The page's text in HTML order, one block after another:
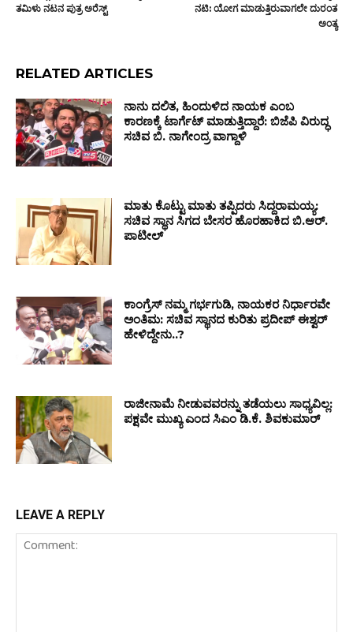
ತಮಿಳು ನಟನ ಪುತ್ರ ಅರೆಸ್ಟ್
ನಟಿ: ಯೋಗ ಮಾಡುತ್ತಿರುವಾಗಲೇ ದುರಂತ
ಅಂತ್ಯ
RELATED ARTICLES
ನಾನು ದಲಿತ, ಹಿಂದುಳಿದ ನಾಯಕ ಎಂಬ
ಕಾರಣಕ್ಕೆ ಟಾರ್ಗೆಟ್ ಮಾಡುತ್ತಿದ್ದಾರೆ: ಬಿಜೆಪಿ ವಿರುದ್ಧ
ಸಚಿವ ಬಿ. ನಾಗೇಂದ್ರ ವಾಗ್ದಾಳಿ
ಮಾತು ಕೊಟ್ಟು ಮಾತು ತಪ್ಪಿದರು ಸಿದ್ದರಾಮಯ್ಯ:
ಸಚಿವ ಸ್ಥಾನ ಸಿಗದ ಬೇಸರ ಹೊರಹಾಕಿದ ಬಿ.ಆರ್.
ಪಾಟೀಲ್
ಕಾಂಗ್ರೆಸ್ ನಮ್ಮ ಗರ್ಭಗುಡಿ, ನಾಯಕರ ನಿರ್ಧಾರವೇ
ಅಂತಿಮ: ಸಚಿವ ಸ್ಥಾನದ ಕುರಿತು ಪ್ರದೀಪ್ ಈಶ್ವರ್
ಹೇಳಿದ್ದೇನು..?
ರಾಜೀನಾಮೆ ನೀಡುವವರನ್ನು ತಡೆಯಲು ಸಾಧ್ಯವಿಲ್ಲ:
ಪಕ್ಷವೇ ಮುಖ್ಯ ಎಂದ ಸಿಎಂ ಡಿ.ಕೆ. ಶಿವಕುಮಾರ್
LEAVE A REPLY